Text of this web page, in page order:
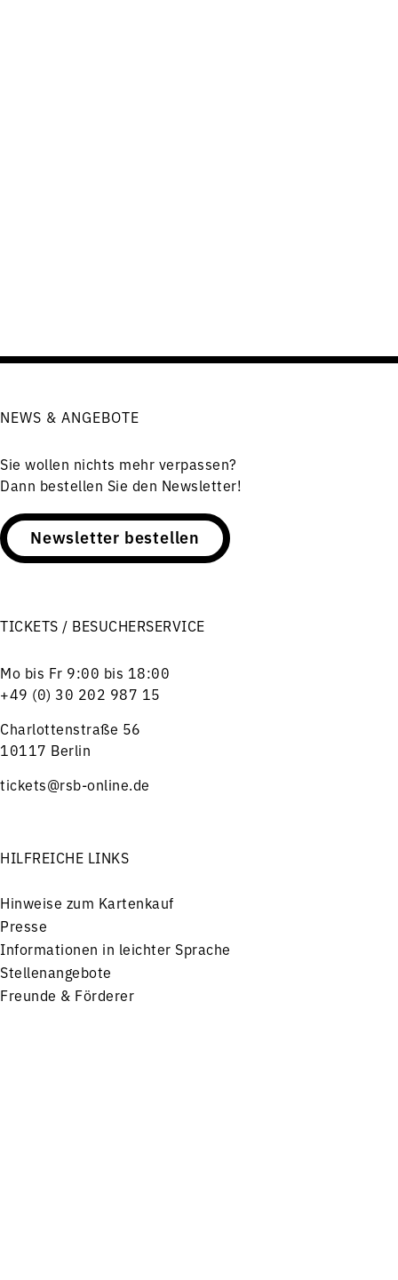
NEWS & ANGEBOTE
Sie wollen nichts mehr verpassen?
Dann bestellen Sie den Newsletter!
Newsletter bestellen
TICKETS / BESUCHERSERVICE
Mo bis Fr 9:00 bis 18:00
+49 (0) 30 202 987 15
Charlottenstraße 56
10117 Berlin
tickets@rsb-online.de
HILFREICHE LINKS
Hinweise zum Kartenkauf
Presse
Informationen in leichter Sprache
Stellenangebote
Freunde & Förderer